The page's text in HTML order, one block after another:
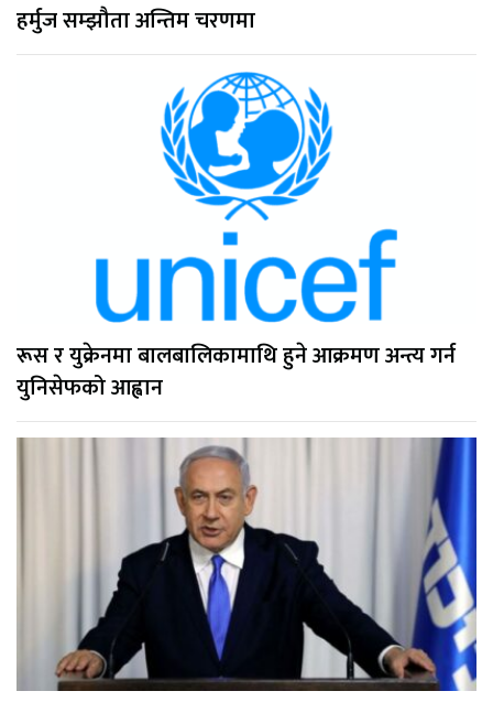
हर्मुज सम्झौता अन्तिम चरणमा
रूस र युक्रेनमा बालबालिकामाथि हुने आक्रमण अन्त्य गर्न
युनिसेफको आह्वान